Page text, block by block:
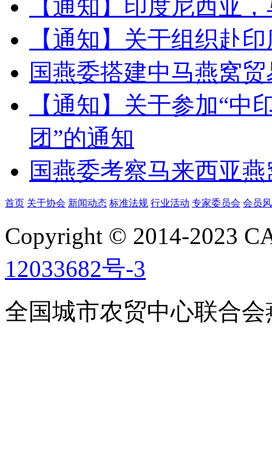
【通知】印度尼西亚
【通知】关于组织赴
国燕委搭建中马燕窝
【通知】关于参加“
团”的通知
国燕委考察马来西亚
首页 关于协会 新闻动态 标准法规 行业活动 专家委员会 会员
Copyright © 2014-2023
12033682号-3
全国城市农贸中心联合